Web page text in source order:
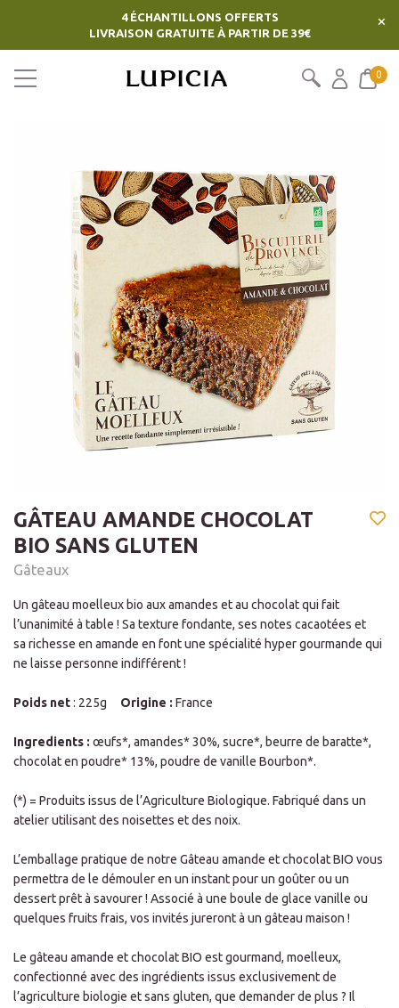
4 ÉCHANTILLONS OFFERTS
LIVRAISON GRATUITE À PARTIR DE 39€
×
0
GÂTEAU AMANDE CHOCOLAT
BIO SANS GLUTEN
Gâteaux
Un gâteau moelleux bio aux amandes et au chocolatqui fait
l’unanimité à table ! Sa texture fondante, ses notes cacaotées et
sa richesse en amande en font une spécialité hyper gourmande qui
ne laisse personne indifférent !
Poids net: 225g Origine : France
Ingredients : œufs*, amandes* 30%, sucre*, beurre de baratte*,
chocolat en poudre* 13%, poudre de vanille Bourbon*.
(*) = Produits issus de l’Agriculture Biologique. Fabriqué dans un
atelier utilisant des noisettes et des noix.
L’emballage pratique de notre Gâteau amande et chocolat BIO vous
permettra de le démouler en un instant pour un goûter ou un
dessert prêt à savourer ! Associé à une boule de glace vanille ou
quelques fruits frais, vos invités jureront à un gâteau maison !
Le gâteau amande et chocolat BIO est gourmand, moelleux,
confectionné avec des ingrédients issus exclusivement de
l’agriculture biologie et sans gluten, que demander de plus ? Il